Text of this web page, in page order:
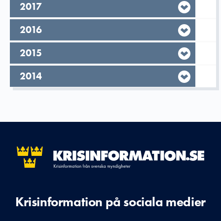
År,
2017
År,
2016
År,
2015
År,
2014
Krisinformation på sociala medier